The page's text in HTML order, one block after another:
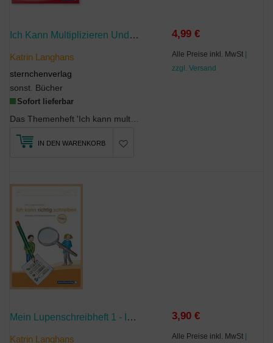
Ich Kann Multiplizieren Und Dividieren
Katrin Langhans
sternchenverlag
sonst. Bücher
Sofort lieferbar
4,99 €
Alle Preise inkl. MwSt |
zzgl. Versand
IN DEN WARENKORB
Mein Lupenschreibheft 1 - Ich Kann Richtig Schreiben
Katrin Langhans
3,90 €
Alle Preise inkl. MwSt |